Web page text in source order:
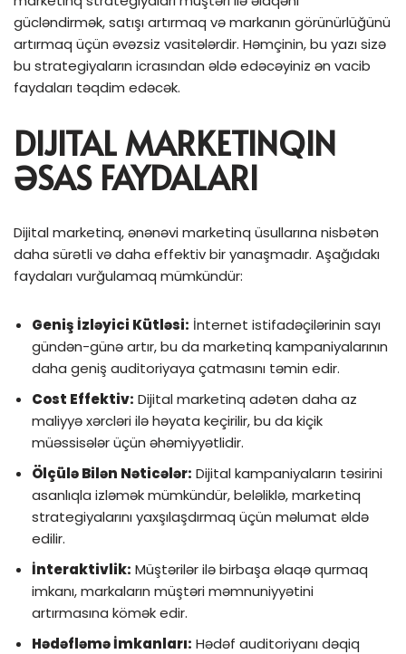
gücləndirmək, satışı artırmaq və markanın görünürlüğünü
artırmaq üçün əvəzsiz vasitələrdir. Həmçinin, bu yazı sizə
bu strategiyaların icrasından əldə edəcəyiniz ən vacib
faydaları təqdim edəcək.
DIJITAL MARKETINQIN
ƏSAS FAYDALARI
Dijital marketinq, ənənəvi marketinq üsullarına nisbətən
daha sürətli və daha effektiv bir yanaşmadır. Aşağıdakı
faydaları vurğulamaq mümkündür:
Geniş İzləyici Kütləsi: İnternet istifadəçilərinin sayı
gündən-günə artır, bu da marketinq kampaniyalarının
daha geniş auditoriyaya çatmasını təmin edir.
Cost Effektiv: Dijital marketinq adətən daha az
maliyyə xərcləri ilə həyata keçirilir, bu da kiçik
müəssisələr üçün əhəmiyyətlidir.
Ölçülə Bilən Nəticələr: Dijital kampaniyaların təsirini
asanlıqla izləmək mümkündür, beləliklə, marketinq
strategiyalarını yaxşılaşdırmaq üçün məlumat əldə
edilir.
İnteraktivlik: Müştərilər ilə birbaşa əlaqə qurmaq
imkanı, markaların müştəri məmnuniyyətini
artırmasına kömək edir.
Hədəfləmə İmkanları: Hədəf auditoriyanı dəqiq